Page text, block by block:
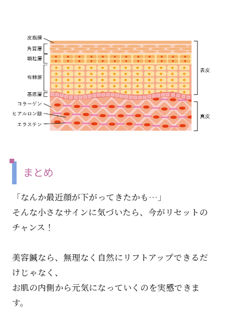
まとめ
「なんか最近顔が下がってきたかも…」
そんな小さなサインに気づいたら、今がリセットの
チャンス！
美容鍼なら、無理なく自然にリフトアップできるだ
けじゃなく、
お肌の内側から元気になっていくのを実感できま
す。